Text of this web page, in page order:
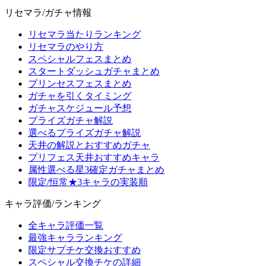
リセマラ/ガチャ情報
リセマラ当たりランキング
リセマラのやり方
スペシャルフェスまとめ
スタートダッシュガチャまとめ
プリンセスフェスまとめ
ガチャを引くタイミング
ガチャスケジュール予想
プライズガチャ解説
選べるプライズガチャ解説
天井の解説とおすすめガチャ
プリフェス天井おすすめキャラ
属性選べる星3確定ガチャまとめ
限定/恒常★3キャラの実装順
キャラ評価/ランキング
全キャラ評価一覧
最強キャラランキング
限定サプチケ交換おすすめ
スペシャル交換チケの詳細